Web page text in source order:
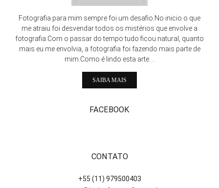
Fotografia para mim sempre foi um desafio.No inicio o que
me atraiu foi desvendar todos os mistérios que envolve a
fotografia.Com o passar do tempo tudo ficou natural, quanto
mais eu me envolvia, a fotografia foi fazendo mais parte de
mim.Como é lindo esta arte....
SAIBA MAIS
FACEBOOK
CONTATO
+55 (11) 979500403